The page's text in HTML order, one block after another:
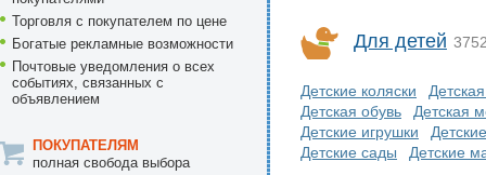
Торговля с покупателем по цене
Богатые рекламные возможности
Почтовые уведомления о всех
событиях, связанных с
объявлением
ПОКУПАТЕЛЯМ
полная свобода выбора
Для детей
Детские коляски
Детская обувь
Детская
Детские игрушки
Детские сады
Детские